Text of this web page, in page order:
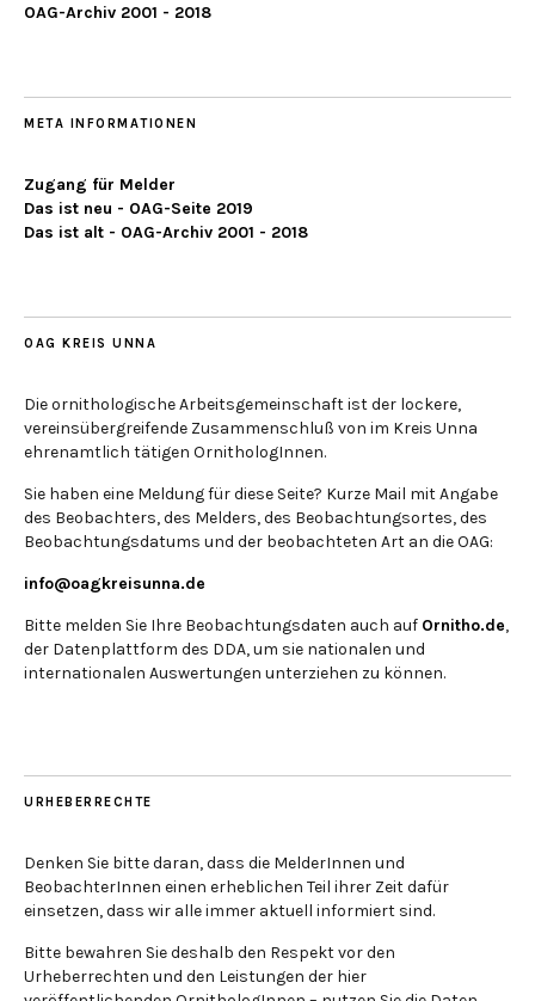
OAG-Archiv 2001 - 2018
META INFORMATIONEN
Zugang für Melder
Das ist neu - OAG-Seite 2019
Das ist alt - OAG-Archiv 2001 - 2018
OAG KREIS UNNA
Die ornithologische Arbeitsgemeinschaft ist der lockere,
vereinsübergreifende Zusammenschluß von im Kreis Unna
ehrenamtlich tätigen OrnithologInnen.
Sie haben eine Meldung für diese Seite? Kurze Mail mit Angabe
des Beobachters, des Melders, des Beobachtungsortes, des
Beobachtungsdatums und der beobachteten Art an die OAG:
info@oagkreisunna.de
Bitte melden Sie Ihre Beobachtungsdaten auch auf Ornitho.de,
der Datenplattform des DDA, um sie nationalen und
internationalen Auswertungen unterziehen zu können.
URHEBERRECHTE
Denken Sie bitte daran, dass die MelderInnen und
BeobachterInnen einen erheblichen Teil ihrer Zeit dafür
einsetzen, dass wir alle immer aktuell informiert sind.
Bitte bewahren Sie deshalb den Respekt vor den
Urheberrechten und den Leistungen der hier